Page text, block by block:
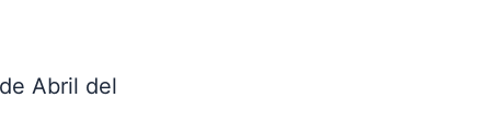
Abril del